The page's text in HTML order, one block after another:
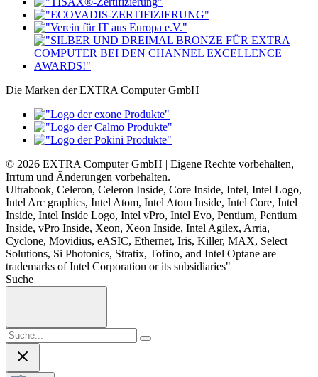
Die Marken der EXTRA Computer GmbH
© 2026 EXTRA Computer GmbH | Eigene Rechte vorbehalten,
Irrtum und Änderungen vorbehalten.
Ultrabook, Celeron, Celeron Inside, Core Inside, Intel, Intel Logo,
Intel Arc graphics, Intel Atom, Intel Atom Inside, Intel Core, Intel
Inside, Intel Inside Logo, Intel vPro, Intel Evo, Pentium, Pentium
Inside, vPro Inside, Xeon, Xeon Inside, Intel Agilex, Arria,
Cyclone, Movidius, eASIC, Ethernet, Iris, Killer, MAX, Select
Solutions, Si Photonics, Stratix, Tofino, and Intel Optane are
trademarks of Intel Corporation or its subsidiaries"
Suche